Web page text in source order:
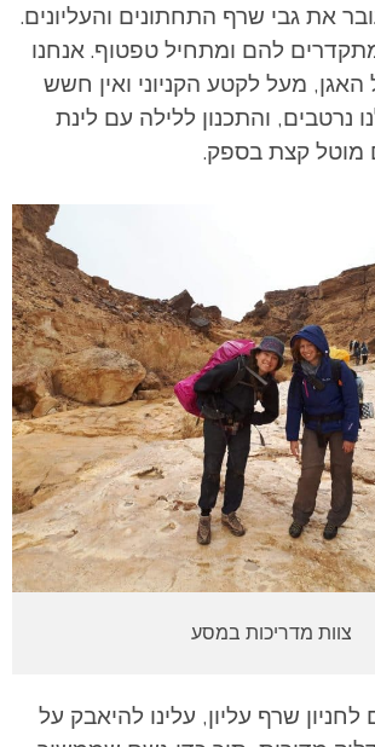
את גבי שרף התחתונים והעליונים.
להם ומתחיל טפטוף. אנחנו
האגן, מעל לקטע הקניוני ואין חשש
נרטבים, והתכנון ללילה עם לינת
מוטל קצת בספק.
צוות מדריכות במסע
שרף עליון, עלינו להיאבק על